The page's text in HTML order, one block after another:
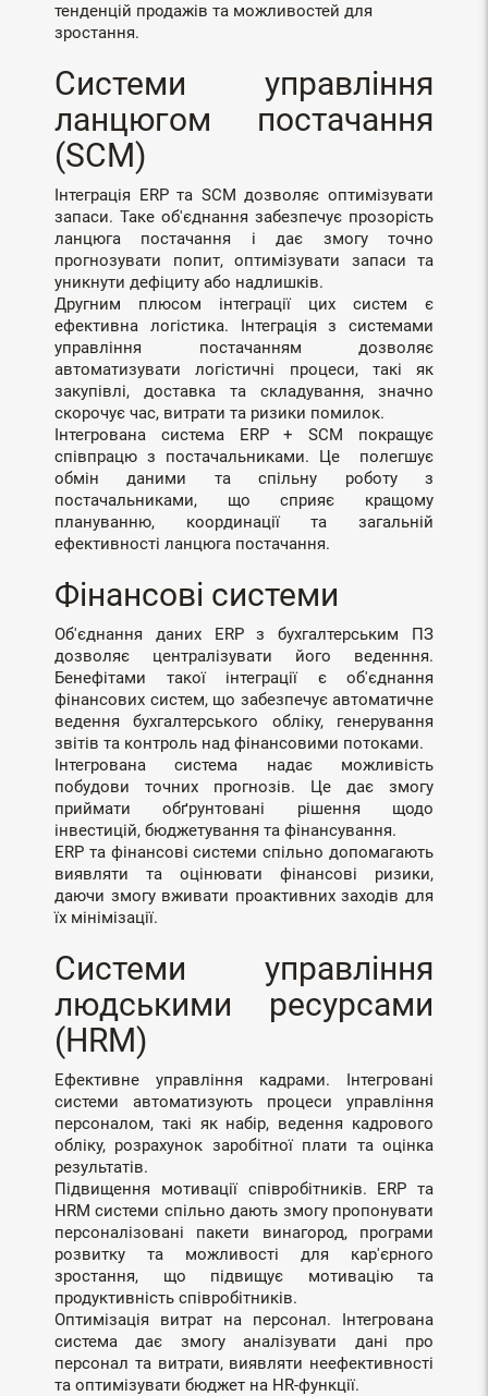
тенденцій продажів та можливостей для
зростання.
Системи управління
ланцюгом постачання
(SCM)
Інтеграція ERP та SCM дозволяє оптимізувати
запаси. Таке об'єднання забезпечує прозорість
ланцюга постачання і дає змогу точно
прогнозувати попит, оптимізувати запаси та
уникнути дефіциту або надлишків.
Другним плюсом інтеграції цих систем є
ефективна логістика. Інтеграція з системами
управління постачанням дозволяє
автоматизувати логістичні процеси, такі як
закупівлі, доставка та складування, значно
скорочує час, витрати та ризики помилок.
Інтегрована система ERP + SCM покращує
співпрацю з постачальниками. Це полегшує
обмін даними та спільну роботу з
постачальниками, що сприяє кращому
плануванню, координації та загальній
ефективності ланцюга постачання.
Фінансові системи
Об'єднання даних ERP з бухгалтерським ПЗ
дозволяє централізувати його веденння.
Бенефітами такої інтеграції є об'єднання
фінансових систем, що забезпечує автоматичне
ведення бухгалтерського обліку, генерування
звітів та контроль над фінансовими потоками.
Інтегрована система надає можливість
побудови точних прогнозів. Це дає змогу
приймати обґрунтовані рішення щодо
інвестицій, бюджетування та фінансування.
ERP та фінансові системи спільно допомагають
виявляти та оцінювати фінансові ризики,
даючи змогу вживати проактивних заходів для
їх мінімізації.
Системи управління
людськими ресурсами
(HRM)
Ефективне управління кадрами. Інтегровані
системи автоматизують процеси управління
персоналом, такі як набір, ведення кадрового
обліку, розрахунок заробітної плати та оцінка
результатів.
Підвищення мотивації співробітників. ERP та
HRM системи спільно дають змогу пропонувати
персоналізовані пакети винагород, програми
розвитку та можливості для кар'єрного
зростання, що підвищує мотивацію та
продуктивність співробітників.
Оптимізація витрат на персонал. Інтегрована
система дає змогу аналізувати дані про
персонал та витрати, виявляти неефективності
та оптимізувати бюджет на HR-функції.